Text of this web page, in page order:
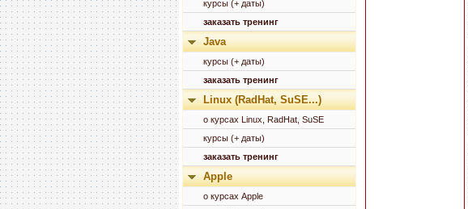
курсы (+ даты)
заказать тренинг
Java
курсы (+ даты)
заказать тренинг
Linux (RadHat, SuSE...)
о курсах Linux, RadHat, SuSE
курсы (+ даты)
заказать тренинг
Apple
о курсах Apple